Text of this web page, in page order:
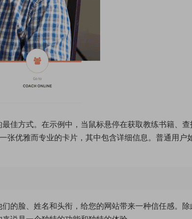
佳方式。在示例中，当鼠标悬停在获取教练书籍、查
张优雅而专业的卡片，其中包含详细信息。普通用户
的脸、姓名和头衔，给您的网站带来一种信任感。除